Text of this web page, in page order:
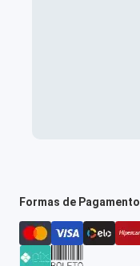
Formas de Pagamento